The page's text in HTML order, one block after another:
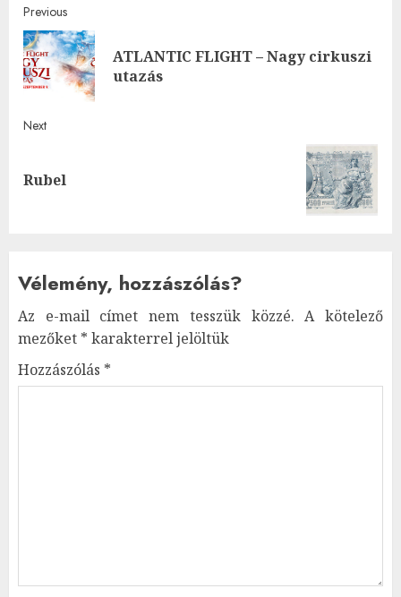
Post
navigation
Previous
ATLANTIC FLIGHT – Nagy cirkuszi
utazás
Next
Next
Rubel
Vélemény, hozzászólás?
Az e-mail címet nem tesszük közzé. A kötelező
mezőket * karakterrel jelöltük
Hozzászólás *